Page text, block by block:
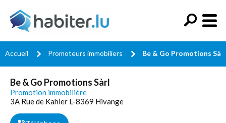
Accueil Promoteurs immobiliers Be & Go Promotions Sàrl
Be & Go Promotions Sàrl
Promotion immobilière
3A Rue de Kahler L-8369 Hivange